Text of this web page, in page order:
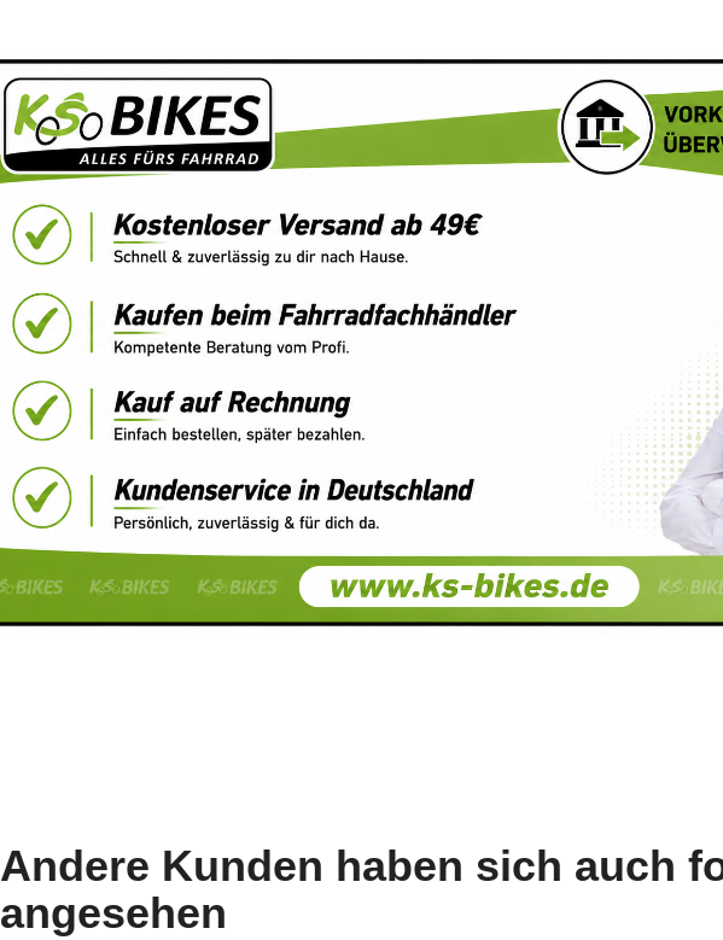
Andere Kunden haben sich auch
angesehen